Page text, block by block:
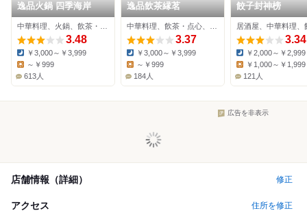
逸品火鍋 四季海岸
3.48
Dinner:
￥3,000～￥3,999
～￥999
613人
逸品飲茶縁茗
3.37
Dinner:
￥3,000～￥3,999
～￥999
184人
餃子封神榜
居酒屋、中華料理、
3.34
Dinner:
￥2,000～￥2,999
￥1,000～￥1,999
121人
広告を非表示
店舗情報（詳細） 修正
アクセス 住所を修正